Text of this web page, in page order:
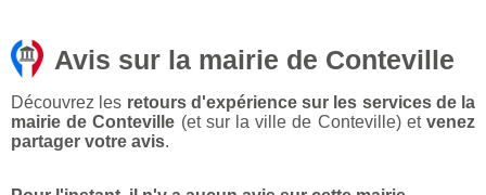
Avis sur la mairie de Conteville
Découvrez les retours d'expérience sur les services de la
mairie de Conteville (et sur la ville de Conteville) etvenez
partager votre avis.